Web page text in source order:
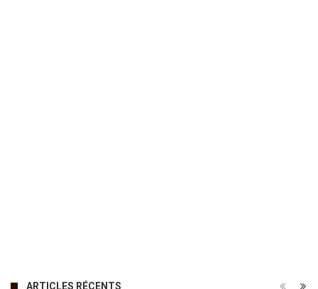
ARTICLES RÉCENTS